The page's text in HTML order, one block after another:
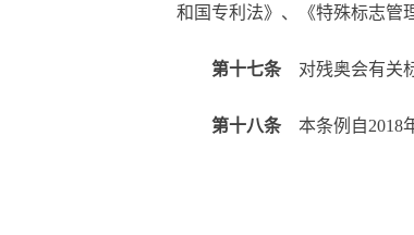
和国专利法》、《特殊标志管
第十七条 对残奥会有关
第十八条 本条例自2018